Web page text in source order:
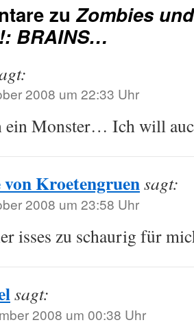
zuZombies
BRAINS…
2008 um 22:33 Uhr
ein Monster… Ich will
von Kroetengruensagt:
2008 um 23:58 Uhr
isses zu schaurig für
sagt:
2008 um 00:38 Uhr